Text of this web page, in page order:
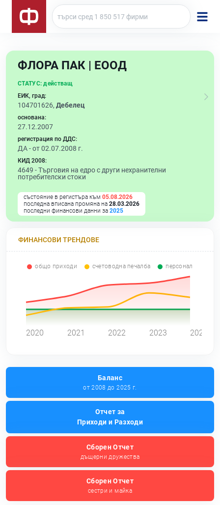
ФЛОРА ПАК | ЕООД
СТАТУС: действащ
ЕИК, град:
104701626, Дебелец
основана:
27.12.2007
регистрация по ДДС:
ДА - от 02.07.2008 г.
КИД 2008:
4649 -Търговия на едро с други нехранителни
потребителски стоки
състояние в регистъра към 05.08.2026
последна вписана промяна на 28.03.2026
последни финансови данни за 2025
ФИНАНСОВИ ТРЕНДОВЕ
общо приходи счетоводна печалба персонал
2020 2021 2022 2023 2024
Баланс
от 2008 до 2025 г.
Отчет за
Приходи и Разходи
Сборен Отчет
дъщерни дружества
Сборен Отчет
сестри и майка